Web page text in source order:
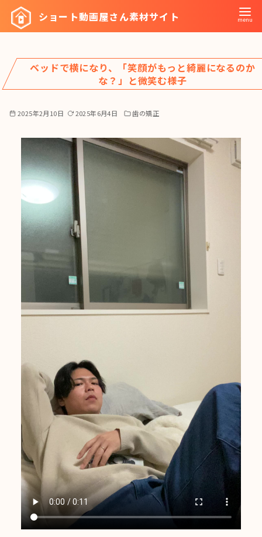
ツ
へ
ショート動画屋さん素材サイト
ベッドで横になり、「笑顔がもっと綺麗になるのか
な？」と微笑む様子
2025年2月10日 2025年6月4日 歯の矯正